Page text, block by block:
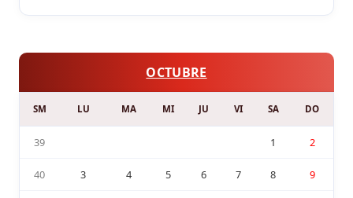
OCTUBRE
SM LU MA MI JU VI SA DO
39 1 2
40 3 4 5 6 7 8 9